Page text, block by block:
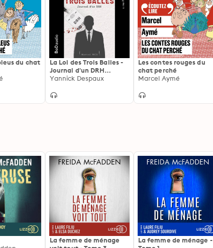
du chat
La Loi des Trois Balles -
Journal d'un DRH
(Version Originale)
Yannick Despaux
Les contes rouges du
chat perché
Marcel Aymé
La femme de ménage
La femme de ménage -